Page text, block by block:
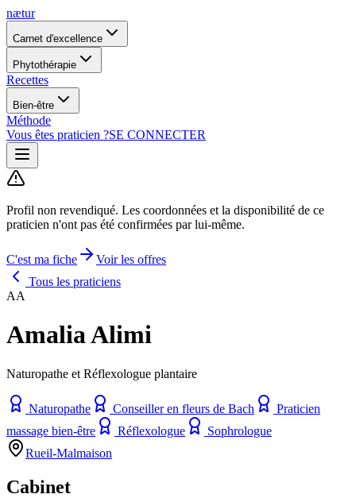
nætur
Carnet d'excellence
Phytothérapie
Recettes
Bien-être
Méthode
Vous êtes praticien ?SE CONNECTER
Profil non revendiqué. Les coordonnées et la disponibilité de ce
praticien n'ont pas été confirmées par lui-même.
C'est ma fiche
Voir les offres
Tous les praticiens
AA
Amalia Alimi
Naturopathe et Réflexologue plantaire
Naturopathe Conseiller en fleurs de Bach
Praticien
massage bien-être
Réflexologue
Sophrologue
Rueil-Malmaison
Cabinet